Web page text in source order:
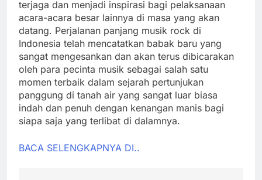
terjaga dan menjadi inspirasi bagi pelaksanaan
acara-acara besar lainnya di masa yang akan
datang. Perjalanan panjang musik rock di
Indonesia telah mencatatkan babak baru yang
sangat mengesankan dan akan terus dibicarakan
oleh para pecinta musik sebagai salah satu
momen terbaik dalam sejarah pertunjukan
panggung di tanah air yang sangat luar biasa
indah dan penuh dengan kenangan manis bagi
siapa saja yang terlibat di dalamnya.
BACA SELENGKAPNYA DI..